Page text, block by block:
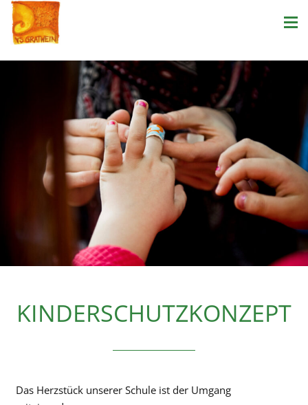
KINDERSCHUTZKONZEPT
Das Herzstück unserer Schule ist der Umgang